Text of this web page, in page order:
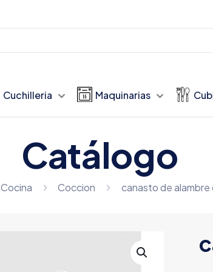
Cuchilleria Maquinarias
Catálogo
Cocina Coccion canasto de alambre